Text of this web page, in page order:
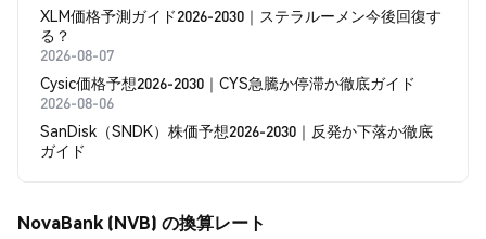
XLM価格予測ガイド2026-2030｜ステラルーメン今後回復す
る？
2026-08-07
Cysic価格予想2026-2030｜CYS急騰か停滞か徹底ガイド
2026-08-06
SanDisk（SNDK）株価予想2026-2030｜反発か下落か徹底
ガイド
NovaBank (NVB) の換算レート